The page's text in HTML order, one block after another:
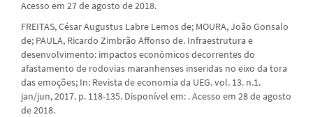
Acesso em 27 de agosto de 2018.
FREITAS, César Augustus Labre Lemos de; MOURA, João Gonsalo
de; PAULA, Ricardo Zimbrão Affonso de. Infraestrutura e
desenvolvimento: impactos econômicos decorrentes do
afastamento de rodovias maranhenses inseridas no eixo da tora
das emoções; In: Revista de economia da UEG. vol. 13. n.1.
jan/jun, 2017. p. 118-135. Disponível em: . Acesso em 28 de agosto
de 2018.